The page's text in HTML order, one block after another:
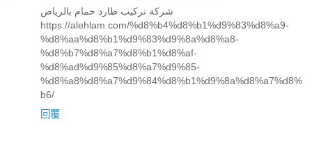
شركة تركيب طارد حمام بالرياض
https://alehlam.com/%d8%b4%d8%b1%d9%83%d8%a9-
%d8%aa%d8%b1%d9%83%d9%8a%d8%a8-
%d8%b7%d8%a7%d8%b1%d8%af-
%d8%ad%d9%85%d8%a7%d9%85-
%d8%a8%d8%a7%d9%84%d8%b1%d9%8a%d8%a7%d8%
b6/
回覆